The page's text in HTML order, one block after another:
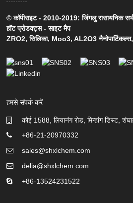
© कॉपीराइट - 2010-2019: जिंगलु रासायनिक
हॉट प्रोडक्ट्स-साइट मैप
ZRO2,सिलिका, Moo3,AL2O3 नैनोपार्टिकल्स,
हमसे संपर्क करें
कोई 1588, लियानंग रोड, मिन्हांग डिस्ट,
+86-21-20970332
sales@shxlchem.com
delia@shxlchem.com
+86-13524231522